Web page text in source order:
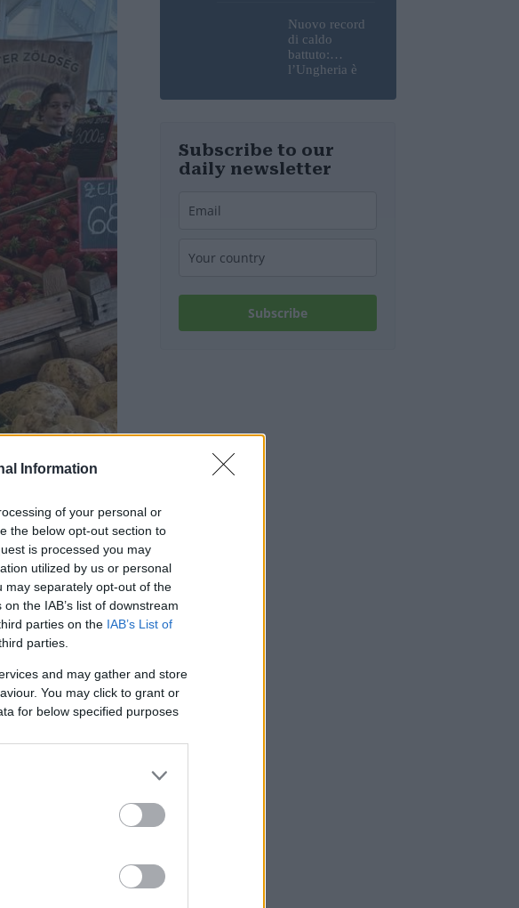
Information
of your personal or
the below opt-out section to
is processed you may
utilized by us or personal
may separately opt-out of the
the IAB’s list of downstream
parties on the IAB’s List of
parties.
and may gather and store
You may click to grant or
for below specified purposes
indicazione
causa
visto un
spenta!
Nuovo record
di caldo
battuto:
l’Ungheria è
più caldi
Subscribe to our
daily newsletter
Subscribe